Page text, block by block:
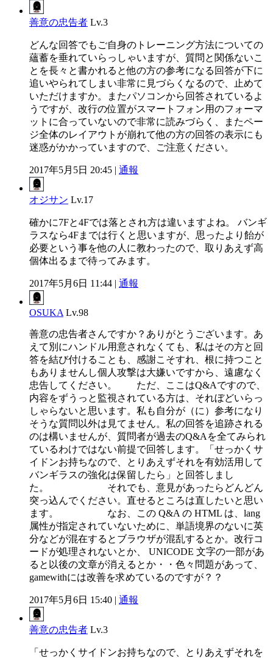
善意の忠告者 Lv.3
どんな回答でもご自身のトレーニング方法についての
蘊蓄を垂れていらっしゃいますが、質問と関係ないこ
とを長々と書かれると他の方の参考になる回答が下に
追いやられてしまい非常に見づらくなるので、止めて
いただけますか。またパソコンから回答されているよ
うですが、改行の位置がスマートフォン用のフォーマ
ットに合っていないので非常に読みづらく、またペー
ジ全体のレイアウトが崩れて他の方の回答の表示にも
迷惑がかかっていますので、ご注意ください。
2017年5月5日 20:45 | 通報
オジサン Lv.17
確かに7Fと4Fでは落とされ方は違いますよね。 バンギ
ラスなら4Fまでは行くと思いますが、思ったより飴が
必要という事を他の人に教わったので、取りあえず高
個体出るまで待ってみます。
2017年5月6日 11:44 | 通報
OSUKA Lv.98
善意の忠告者さんですか？ありがとうございます。あ
えて別にハンドル用意されなくても、私はその方と回
答を結び付けることも、感謝こそすれ、根に持つこと
もありませんし個人攻撃は大嫌いですから、遠慮なく
忠告してください。 ただ、ここはQ&Aですので、
内容をずうっと監視されている方は、それぼどいらっ
しゃらないと思います。私も自分が（に）参考になり
そうな質問以外は見てません。私の回答を追跡される
のは構いませんが、質問者が過去のQ&Aを全てみられ
ているわけではない前提で回答します。「せっかくサ
イドンお持ちなので、とりあえずそれを有効活用して
バンギラスの強化は保留したら」と回答しまし
た。 それでも、意見があったらどんどん
突っ込んでください。直せるところは直したいと思い
ます。 なお、この Q&A の HTML は、lang
属性が指定されていないために、単語境界のないに英
分などが混在するとブラウザが混乱するとか。改行コ
ードが処理されないとか、 UNICODE 文字の一部があ
ると以後の文章が消えるとか・・色々問題があって、
gamewithには改善を求めているのですが？？
2017年5月6日 15:40 | 通報
善意の忠告者 Lv.3
「せっかくサイドンお持ちなので、とりあえずそれを